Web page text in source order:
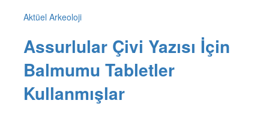
Aktüel Arkeoloji
Assurlular Çivi Yazısı İçin
Balmumu Tabletler
Kullanmışlar